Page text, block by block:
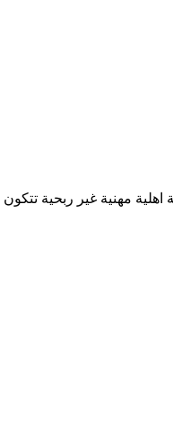
اهلية مهنية غير ربحية